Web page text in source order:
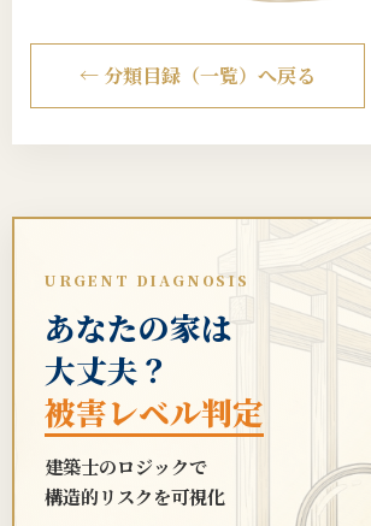
← 分類目録（一覧）へ戻る
URGENT DIAGNOSIS
あなたの家は
大丈夫？
被害レベル判定
建築士のロジックで
構造的リスクを可視化